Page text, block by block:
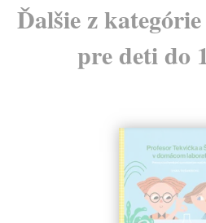
Ďalšie z
pre deti do